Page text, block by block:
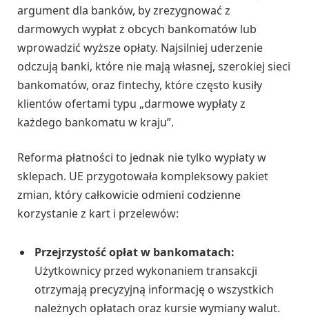
argument dla banków, by zrezygnować z
darmowych wypłat z obcych bankomatów lub
wprowadzić wyższe opłaty. Najsilniej uderzenie
odczują banki, które nie mają własnej, szerokiej sieci
bankomatów, oraz fintechy, które często kusiły
klientów ofertami typu „darmowe wypłaty z
każdego bankomatu w kraju”.
Reforma płatności to jednak nie tylko wypłaty w
sklepach. UE przygotowała kompleksowy pakiet
zmian, który całkowicie odmieni codzienne
korzystanie z kart i przelewów:
Przejrzystość opłat w bankomatach:
Użytkownicy przed wykonaniem transakcji
otrzymają precyzyjną informację o wszystkich
należnych opłatach oraz kursie wymiany walut.